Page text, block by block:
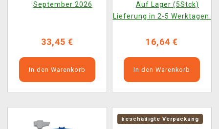
12)
September 2026
33,45 €
In den Warenkorb
Auf Lager (5Stck)
Lieferung in 2-5 Werktagen.
16,64 €
In den Warenkorb
beschädigte Verpackung